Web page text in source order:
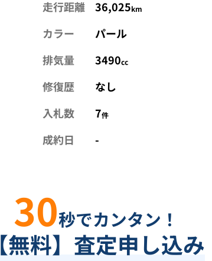
走行距離
36,025km
カラー
パール
排気量
3490cc
修復歴
なし
入札数
7件
成約日 -
30秒でカンタン！
【無料】査定申し込み